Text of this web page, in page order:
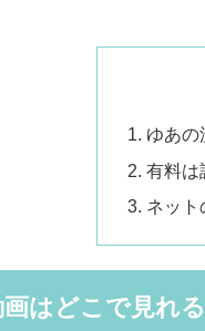
ゆあの
有料は
ネット
はどこで見れ